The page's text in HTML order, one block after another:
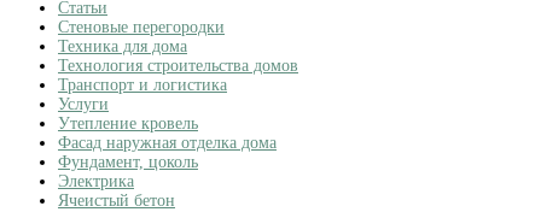
Статьи
Стеновые перегородки
Техника для дома
Технология строительства домов
Транспорт и логистика
Услуги
Утепление кровель
Фасад наружная отделка дома
Фундамент, цоколь
Электрика
Ячеистый бетон